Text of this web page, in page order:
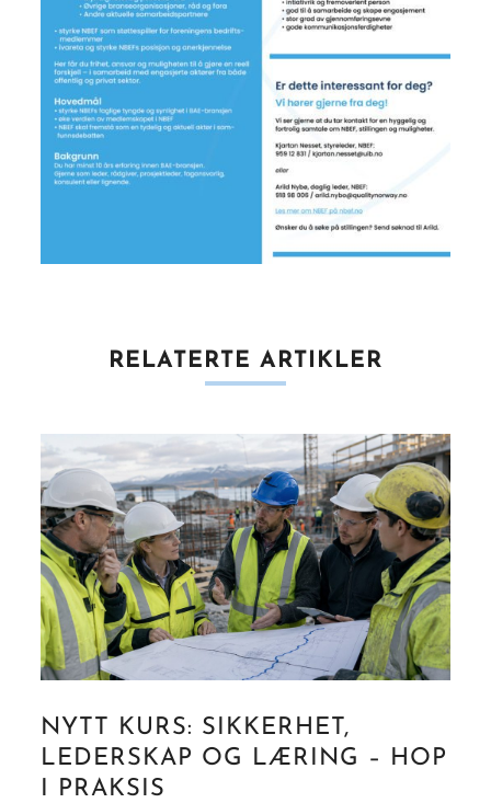
RELATERTE ARTIKLER
NYTT KURS: SIKKERHET,
LEDERSKAP OG LÆRING – HOP
I PRAKSIS